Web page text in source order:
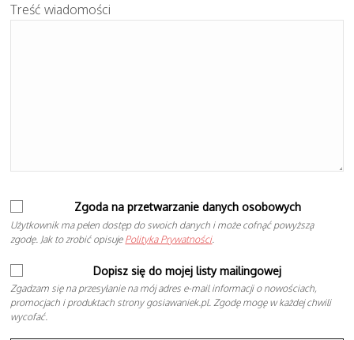
Treść wiadomości
Zgoda na przetwarzanie danych osobowych
Użytkownik ma pełen dostęp do swoich danych i może cofnąć powyższą
zgodę. Jak to zrobić opisuje Polityka Prywatności.
Dopisz się do mojej listy mailingowej
Zgadzam się na przesyłanie na mój adres e-mail informacji o nowościach,
promocjach i produktach strony gosiawaniek.pl. Zgodę mogę w każdej chwili
wycofać.